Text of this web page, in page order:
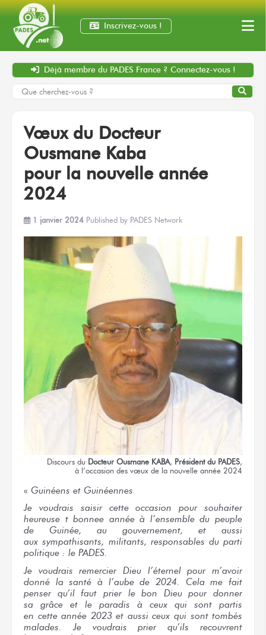
Inscrivez-vous !
Déjà membre du PADES France ? Connectez-vous !
Vœux du Docteur
Ousmane Kaba
pour la nouvelleannée
2024
1 janvier 2024 Published by PADES Network
Discours du Docteur Ousmane KABA, Président du PADES,
à l’occasion des vœux de la nouvelle année 2024
« Guinéens et Guinéennes
Je voudrais saisir cette occasion
pour souhaiter
heureuse t bonnee annéeà l’ensemble du peuple
de Guinée,
au gouvernement,
et aussi
aux sympathisants, militants, responsablesdu parti
politique : le PADES.
Je voudrais remercier Dieu l’éternelpour m’avoir
donné la santé à l’aube de 2024. Celame fait
penser qu’il faut prier le bon Dieupour donner
sa grâce
et le paradis à ceux qui sont partis
en cette année 2023et aussi ceux qui sont tombés
malades.Je voudrais prierqu’ils recouvrent